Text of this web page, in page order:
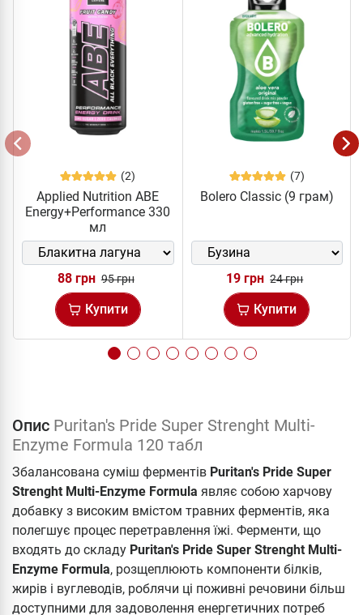
(2)
Applied Nutrition ABE
Energy+Performance 330
мл
88 грн 95 грн
Купити
(7)
Bolero Classic (9 грам)
19 грн 24 грн
Купити
Опис Puritan's Pride Super Strenght Multi-
Enzyme Formula 120 табл
Збалансована суміш ферментів Puritan's Pride Super
Strenght Multi-Enzyme Formula являє собою харчову
добавку з високим вмістом травних ферментів, яка
полегшує процес перетравлення їжі. Ферменти, що
входять до складу Puritan's Pride Super Strenght Multi-
Enzyme Formula, розщеплюють компоненти білків,
жирів і вуглеводів, роблячи ці поживні речовини більш
доступними для задоволення енергетичних потреб